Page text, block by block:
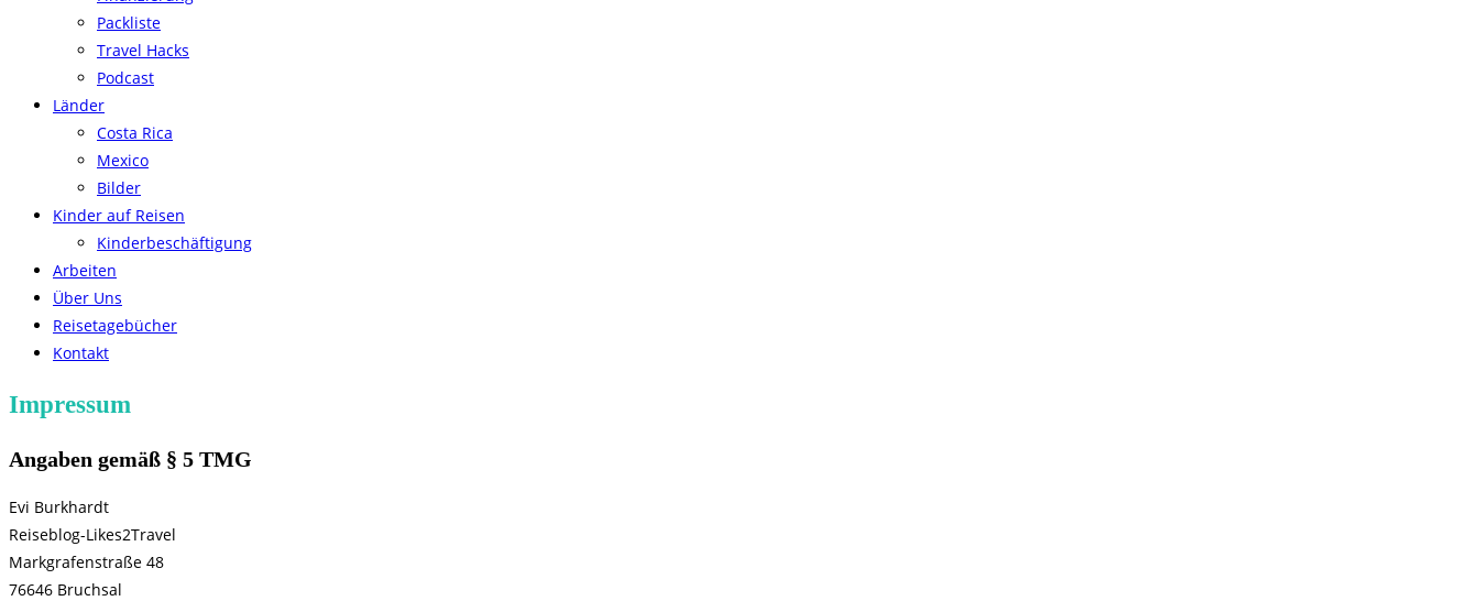
Packliste
Travel Hacks
Podcast
Länder
Costa Rica
Mexico
Bilder
Kinder auf Reisen
Kinderbeschäftigung
Arbeiten
Über Uns
Reisetagebücher
Kontakt
Impressum
Angaben gemäß § 5 TMG
Evi Burkhardt
Reiseblog-Likes2Travel
Markgrafenstraße 48
76646 Bruchsal